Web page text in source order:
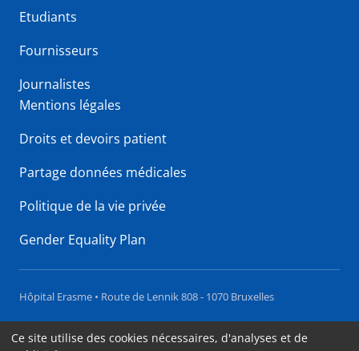
Etudiants
Fournisseurs
Journalistes
Mentions légales
Droits et devoirs patient
Partage données médicales
Politique de la vie privée
Gender Equality Plan
Hôpital Erasme • Route de Lennik 808 - 1070 Bruxelles
Accessibilité
Ce site utilise des cookies nécessaires, d'analyses et de